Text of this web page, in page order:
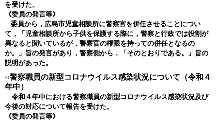
を受けた。
《委員の発言等》
委員から，広島市児童相談所に警察官を併任させることについ
て，「児童相談所から子供を保護する際に，警察と行政では役割が
異なると聞いているが，警察官の権限を持っての併任となるの
か。」旨の発言があり，警察側から，「そのとおりである。」旨の
説明があった。
○警察職員の新型コロナウイルス感染状況について（令和４
年中）
令和４年中における警察職員の新型コロナウイルス感染状況及び
今後の対応について報告を受けた。
《委員の発言等》